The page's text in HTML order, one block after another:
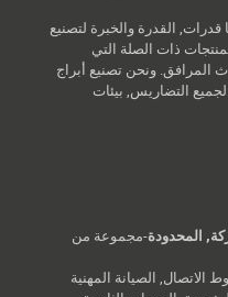
قدرات, القدرة والخبرة لتصنيع
ذات الصلة التي
المرافق. ونحن تصنيع أبراج
لجميع التضاريس, بيئات
-مجموعة من
الصيانة المهنية